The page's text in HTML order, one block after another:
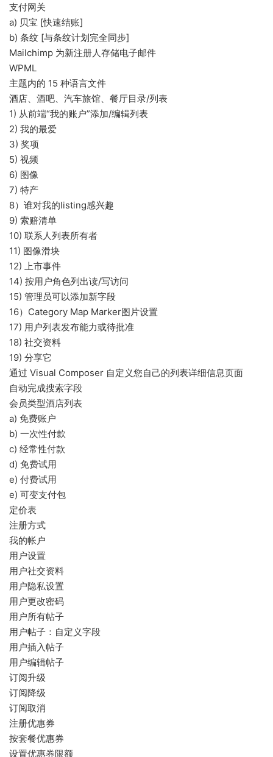
支付网关
a) 贝宝 [快速结账]
b) 条纹 [与条纹计划完全同步]
Mailchimp 为新注册人存储电子邮件
WPML
主题内的 15 种语言文件
酒店、酒吧、汽车旅馆、餐厅目录/列表
1) 从前端“我的账户”添加/编辑列表
2) 我的最爱
3) 奖项
5) 视频
6) 图像
7) 特产
8）谁对我的listing感兴趣
9) 索赔清单
10) 联系人列表所有者
11) 图像滑块
12) 上市事件
14) 按用户角色列出读/写访问
15) 管理员可以添加新字段
16）Category Map Marker图片设置
17) 用户列表发布能力或待批准
18) 社交资料
19) 分享它
通过 Visual Composer 自定义您自己的列表详细信息页面
自动完成搜索字段
会员类型酒店列表
a) 免费账户
b) 一次性付款
c) 经常性付款
d) 免费试用
e) 付费试用
e) 可变支付包
定价表
注册方式
我的帐户
用户设置
用户社交资料
用户隐私设置
用户更改密码
用户所有帖子
用户帖子：自定义字段
用户插入帖子
用户编辑帖子
订阅升级
订阅降级
订阅取消
注册优惠券
按套餐优惠券
设置优惠券限额